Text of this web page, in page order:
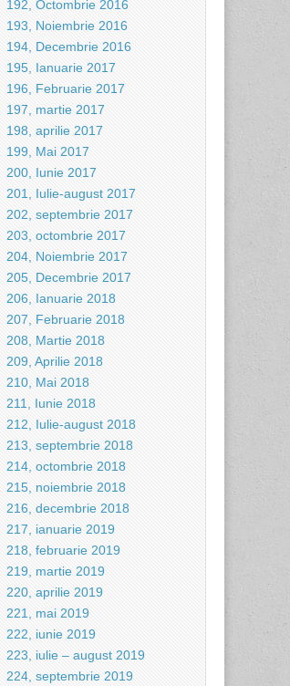
192, Octombrie 2016
193, Noiembrie 2016
194, Decembrie 2016
195, Ianuarie 2017
196, Februarie 2017
197, martie 2017
198, aprilie 2017
199, Mai 2017
200, Iunie 2017
201, Iulie-august 2017
202, septembrie 2017
203, octombrie 2017
204, Noiembrie 2017
205, Decembrie 2017
206, Ianuarie 2018
207, Februarie 2018
208, Martie 2018
209, Aprilie 2018
210, Mai 2018
211, Iunie 2018
212, Iulie-august 2018
213, septembrie 2018
214, octombrie 2018
215, noiembrie 2018
216, decembrie 2018
217, ianuarie 2019
218, februarie 2019
219, martie 2019
220, aprilie 2019
221, mai 2019
222, iunie 2019
223, iulie – august 2019
224, septembrie 2019